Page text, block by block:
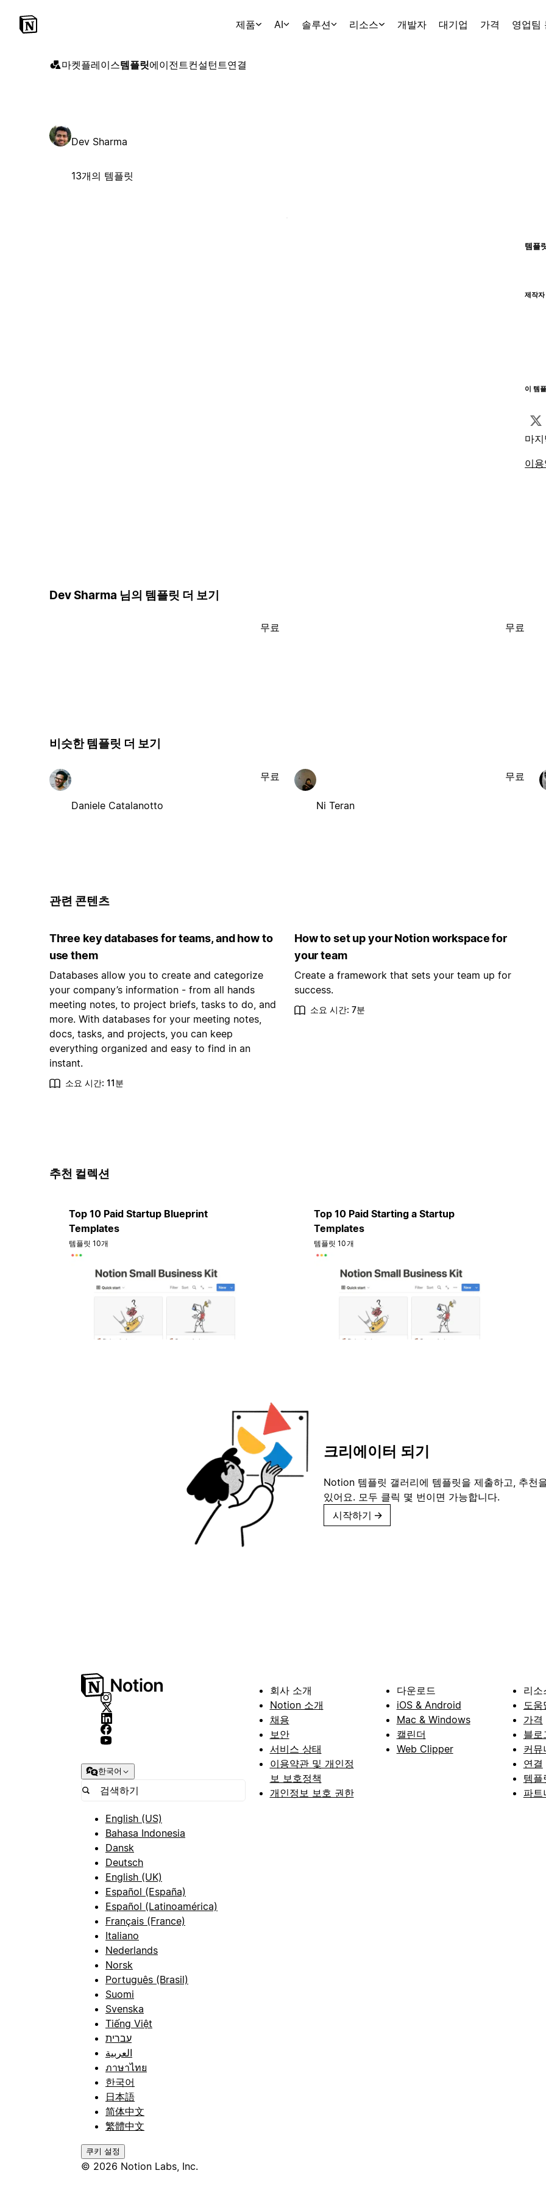
제품 AI 솔루션 리소스 개발자 대기업 가격 영업팀
마켓플레이스템플릿에이전트컨설턴트연결
Dev Sharma
13개의 템플릿
템플
제작
이 템
마
이
Dev Sharma 님의 템플릿 더 보기
무료 무료
비슷한 템플릿 더 보기
Daniele Catalanotto
무료
Ni Teran
무료
관련 콘텐츠
Three key databases for teams, and how to
use them
Databases allow you to create and categorize
your company’s information - from all hands
meeting notes, to project briefs, tasks to do, and
more. With databases for your meeting notes,
docs, tasks, and projects, you can keep
everything organized and easy to find in an
instant.
소요 시간: 11분
How to set up your Notion workspace for
your team
Create a framework that sets your team up for
success.
소요 시간: 7분
추천 컬렉션
Top 10 Paid Startup Blueprint
Templates
템플릿 10개
Top 10 Paid Starting a Startup
Templates
템플릿 10개
크리에이터 되기
Notion 템플릿 갤러리에 템플릿을 제출하고, 추천
있어요. 모두 클릭 몇 번이면 가능합니다.
시작하기 →
한국어
English (US)
Bahasa Indonesia
Dansk
Deutsch
English (UK)
Español (España)
Español (Latinoamérica)
Français (France)
Italiano
Nederlands
Norsk
Português (Brasil)
Suomi
Svenska
Tiếng Việt
עברית
العربية
ภาษาไทย
한국어
日本語
简体中文
繁體中文
쿠키 설정
© 2026 Notion Labs, Inc.
회사 소개
Notion 소개
채용
보안
서비스 상태
이용약관 및 개인정
보 보호정책
개인정보 보호 권한
다운로드
iOS & Android
Mac & Windows
캘린더
Web Clipper
리소
도움
가격
블로
커뮤
연결
템플
파트